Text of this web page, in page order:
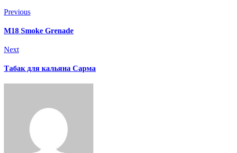
Previous
M18 Smoke Grenade
Next
Табак для кальяна Сарма